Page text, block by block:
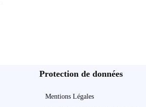
Protection de données
Mentions Légales